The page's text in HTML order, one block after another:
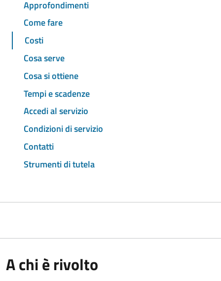
Approfondimenti
Come fare
Costi
Cosa serve
Cosa si ottiene
Tempi e scadenze
Accedi al servizio
Condizioni di servizio
Contatti
Strumenti di tutela
A chi è rivolto